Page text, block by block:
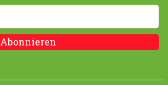
Abonnieren